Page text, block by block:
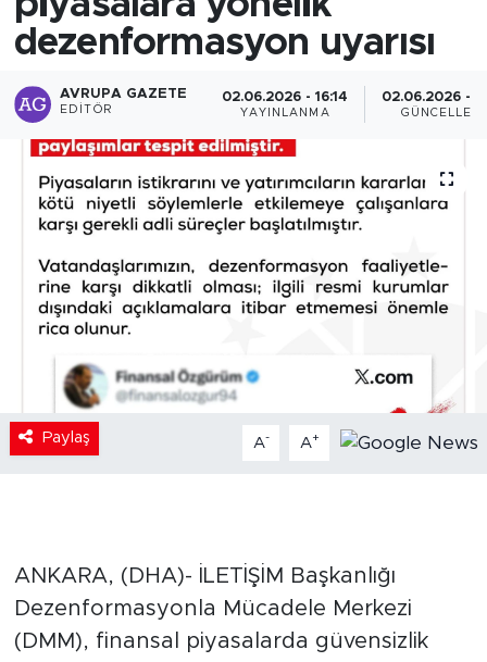
dezenformasyon uyarısı
AVRUPA GAZETE
EDITÖR
02.06.2026 - 16:14
YAYINLANMA
02.06.2026 -
Paylaş A- A+
ANKARA, (DHA)- İLETİŞİM Başkanlığı
Dezenformasyonla Mücadele Merkezi
(DMM), finansal piyasalarda güvensizlik